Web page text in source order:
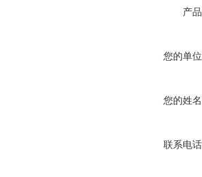
产
您的单
您的姓
联系电